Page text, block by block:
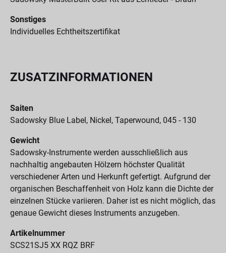
Sonstiges
Individuelles Echtheitszertifikat
ZUSATZINFORMATIONEN
Saiten
Sadowsky Blue Label, Nickel, Taperwound, 045 - 130
Gewicht
Sadowsky-Instrumente werden ausschließlich aus
nachhaltig angebauten Hölzern höchster Qualität
verschiedener Arten und Herkunft gefertigt. Aufgrund der
organischen Beschaffenheit von Holz kann die Dichte der
einzelnen Stücke variieren. Daher ist es nicht möglich, das
genaue Gewicht dieses Instruments anzugeben.
Artikelnummer
SCS21SJ5 XX RQZ BRF